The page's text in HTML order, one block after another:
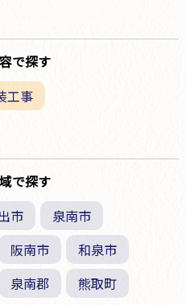
で探す
工事
で探す
市
泉南市
阪南市
和泉市
泉南郡
熊取町